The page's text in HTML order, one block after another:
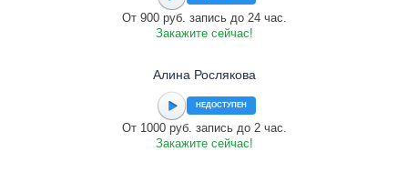
От 900 руб. запись до 24 час.
Закажите сейчас!
Алина Рослякова
НЕДОСТУПЕН
От 1000 руб. запись до 2 час.
Закажите сейчас!